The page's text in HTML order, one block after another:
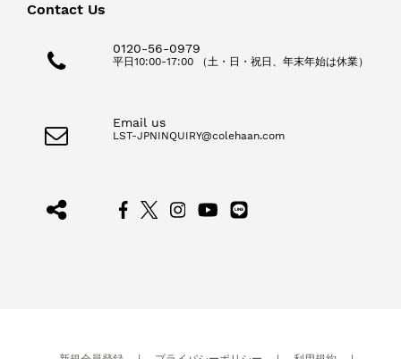
Contact Us
0120-56-0979
平日10:00-17:00 （土・日・祝日、年末年始は休業）
Email us
LST-JPNINQUIRY@colehaan.com